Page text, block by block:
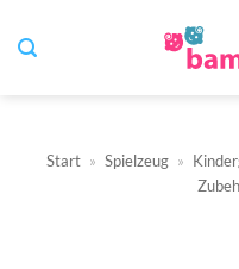
Inhalt
Start » Spielzeug »